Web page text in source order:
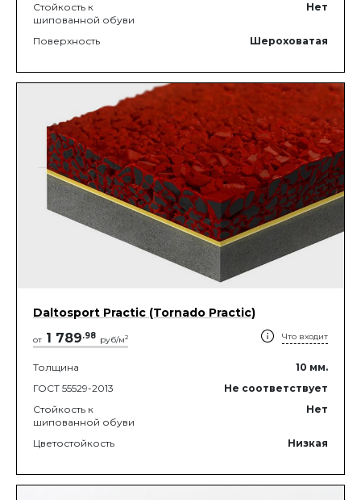
Стойкость к
шипованной обуви
Нет
Поверхность Шероховатая
Daltosport Practic (Tornado Practic)
от 1 789.98 руб/м2 Что входит
Толщина 10 мм.
ГОСТ 55529-2013
Не соответствует
Стойкость к
шипованной обуви
Нет
Цветостойкость Низкая